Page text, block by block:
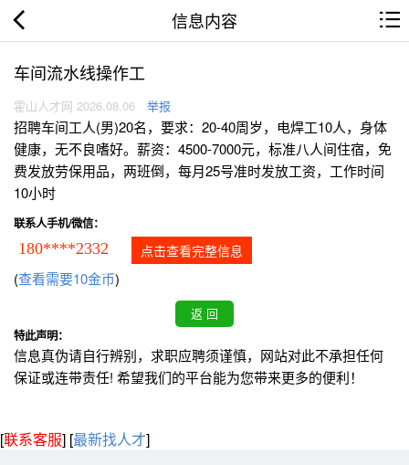
信息内容
车间流水线操作工
霍山人才网 2026.08.06 举报
招聘车间工人(男)20名，要求：20-40周岁，电焊工10人，身体
健康，无不良嗜好。薪资：4500-7000元，标准八人间住宿，免
费发放劳保用品，两班倒，每月25号准时发放工资，工作时间
10小时
联系人手机/微信：
180****2332 点击查看完整信息
(查看需要10金币)
特此声明：
信息真伪请自行辨别，求职应聘须谨慎，网站对此不承担任何
保证或连带责任! 希望我们的平台能为您带来更多的便利！
[联系客服] [最新找人才]